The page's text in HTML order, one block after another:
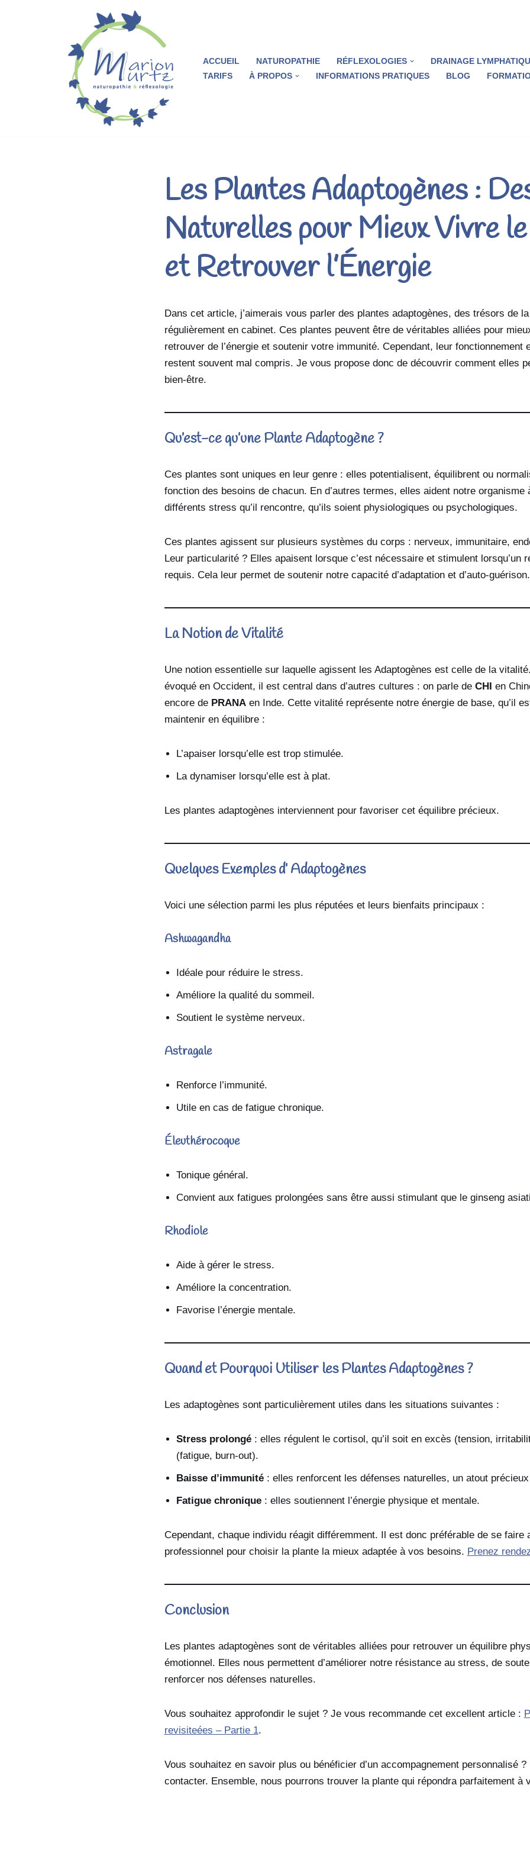
ACCUEIL NATUROPATHIE RÉFLEXOLOGIES DRAINAGE
TARIFS
À PROPOS INFORMATIONS PRATIQUES BLOG
Les Plantes Adaptogènes :
Naturelles pour Mieux Vivre
et Retrouver l’Énergie
Dans cet article, j’aimerais vous parler des plantes adaptogènes, des trésors de
régulièrement en cabinet. Ces plantes peuvent être de véritables alliées pour
retrouver de l’énergie et soutenir votre immunité. Cependant, leur fonctionnement
restent souvent mal compris. Je vous propose donc de découvrir comment elles
bien-être.
Qu’est-ce qu’une Plante Adaptogène ?
Ces plantes sont uniques en leur genre : elles potentialisent, équilibrent ou
fonction des besoins de chacun. En d’autres termes, elles aident notre organisme
différents stress qu’il rencontre, qu’ils soient physiologiques ou psychologiques.
Ces plantes agissent sur plusieurs systèmes du corps : nerveux, immunitaire,
Leur particularité ? Elles apaisent lorsque c’est nécessaire et stimulent lorsqu’un
requis. Cela leur permet de soutenir notre capacité d’adaptation et d’auto-guérison.
La Notion de Vitalité
Une notion essentielle sur laquelle agissent les Adaptogènes est celle de la
évoqué en Occident, il est central dans d’autres cultures : on parle de CHI en
encore de PRANAen Inde. Cette vitalité représente notre énergie de base, qu’il
maintenir en équilibre :
L’apaiser lorsqu’elle est trop stimulée.
La dynamiser lorsqu’elle est à plat.
Les plantes adaptogènes interviennent pour favoriser cet équilibre précieux.
Quelques Exemples d’ Adaptogènes
Voici une sélection parmi les plus réputées et leurs bienfaits principaux :
Ashwagandha
Idéale pour réduire le stress.
Améliore la qualité du sommeil.
Soutient le système nerveux.
Astragale
Renforce l’immunité.
Utile en cas de fatigue chronique.
Éleuthérocoque
Tonique général.
Convient aux fatigues prolongées sans être aussi stimulant que le ginseng
Rhodiole
Aide à gérer le stress.
Améliore la concentration.
Favorise l’énergie mentale.
Quand et Pourquoi Utiliser les Plantes Adaptogènes ?
Les adaptogènes sont particulièrement utiles dans les situations suivantes :
Stress prolongé: elles régulent le cortisol, qu’il soit en excès (tension,
(fatigue, burn-out).
Baisse d’immunité: elles renforcent les défenses naturelles, un atout
Fatigue chronique: elles soutiennent l’énergie physique et mentale.
Cependant, chaque individu réagit différemment. Il est donc préférable de se faire
professionnel pour choisir la plante la mieux adaptée à vos besoins. Prenez
Conclusion
Les plantes adaptogènes sont de véritables alliées pour retrouver un équilibre
émotionnel. Elles nous permettent d’améliorer notre résistance au stress, de
renforcer nos défenses naturelles.
Vous souhaitez approfondir le sujet ? Je vous recommande cet excellent article :
revisiteées – Partie 1.
Vous souhaitez en savoir plus ou bénéficier d’un accompagnement personnalisé ?
contacter. Ensemble, nous pourrons trouver la plante qui répondra parfaitement à